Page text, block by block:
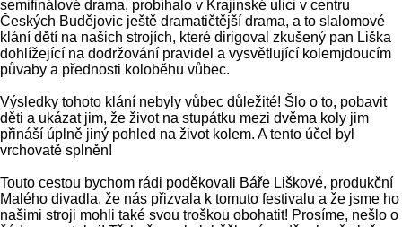
semifinálové drama, probíhalo v Krajinské ulici v centru
Českých Budějovic ještě dramatičtější drama, a to slalomové
klání dětí na našich strojích, které dirigoval zkušený pan Liška
dohlížející na dodržování pravidel a vysvětlující kolemjdoucím
půvaby a přednosti koloběhu vůbec.
Výsledky tohoto klání nebyly vůbec důležité! Šlo o to, pobavit
děti a ukázat jim, že život na stupátku mezi dvěma koly jim
přináší úplně jiný pohled na život kolem. A tento účel byl
vrchovatě splněn!
Touto cestou bychom rádi poděkovali Báře Liškové, produkční
Malého divadla, že nás přizvala k tomuto festivalu a že jsme ho
našimi stroji mohli také svou troškou obohatit! Prosíme, nešlo o